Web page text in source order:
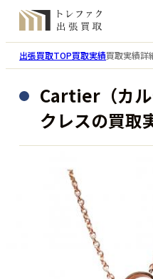
出張買取TOP買取実績買取実績詳
Cartier（カル
クレスの買取